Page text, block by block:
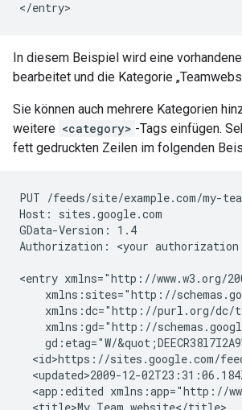
In diesem Beispiel wird eine
bearbeitet und die Kategorie
Sie können auch mehrere Kategorien
weitere <category> -Tags einfügen.
fett gedruckten Zeilen im folgenden
PUT /feeds/site/example.com/my-
Host: sites.google.com
GData-Version: 1.4
Authorization: <your authorization
<entry xmlns="http://www.w3.org/
xmlns:sites="http://
xmlns:dc="http://purl.org/
xmlns:gd="http://
gd:etag="W/
<id>https://sites.google.com/
<updated>2009-12-
<app:edited xmlns:app="http://